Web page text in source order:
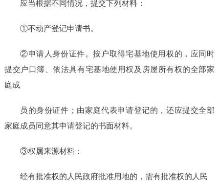
应当根据不同情况，提交下列材料：
①不动产登记申请书。
②申请人身份证件。按户取得宅基地使用权的，应同时
提交户口簿、依法具有宅基地使用权及房屋所有权的全部家
庭成
员的身份证件；由家庭代表申请登记的，还应提交全部
家庭成员同意其申请登记的书面材料。
③权属来源材料：
经有批准权的人民政府批准用地的，需有批准权的人民